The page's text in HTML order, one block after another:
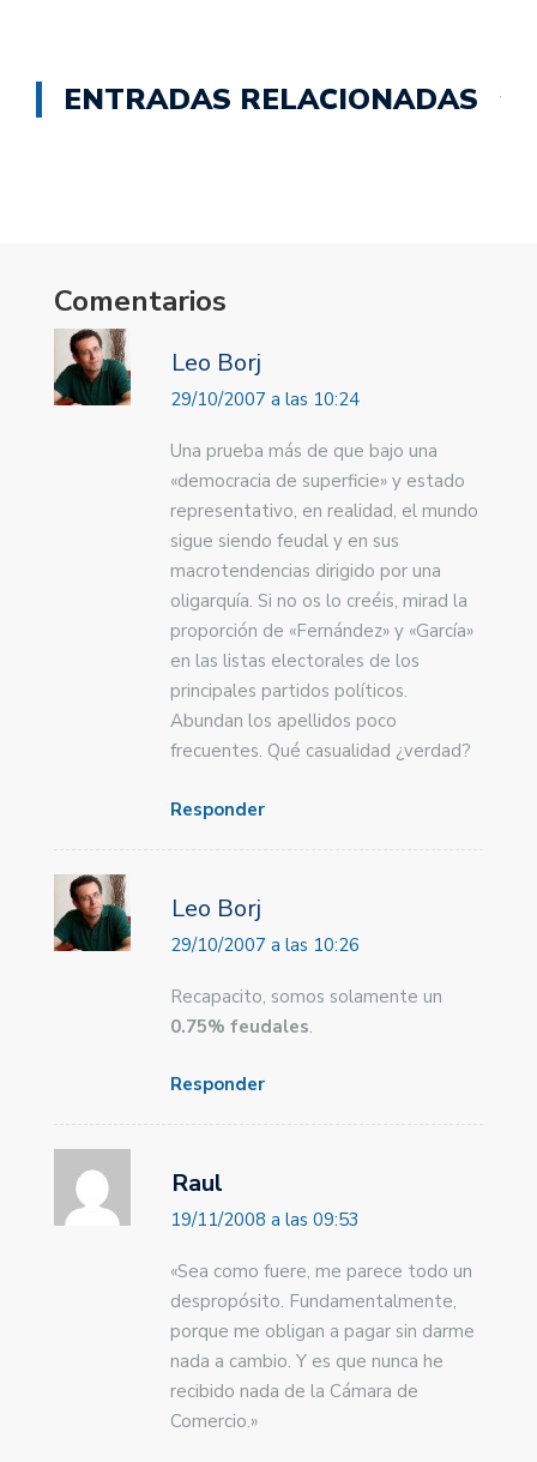
ENTRADAS RELACIONADAS
Comentarios
Leo Borj
29/10/2007 a las 10:24
Una prueba más de que bajo una
«democracia de superficie» y estado
representativo, en realidad, el mundo
sigue siendo feudal y en sus
macrotendencias dirigido por una
oligarquía. Si no os lo creéis, mirad la
proporción de «Fernández» y «García»
en las listas electorales de los
principales partidos políticos.
Abundan los apellidos poco
frecuentes. Qué casualidad ¿verdad?
Responder
Leo Borj
29/10/2007 a las 10:26
Recapacito, somos solamente un
0.75% feudales.
Responder
Raul
19/11/2008 a las 09:53
«Sea como fuere, me parece todo un
despropósito. Fundamentalmente,
porque me obligan a pagar sin darme
nada a cambio. Y es que nunca he
recibido nada de la Cámara de
Comercio.»